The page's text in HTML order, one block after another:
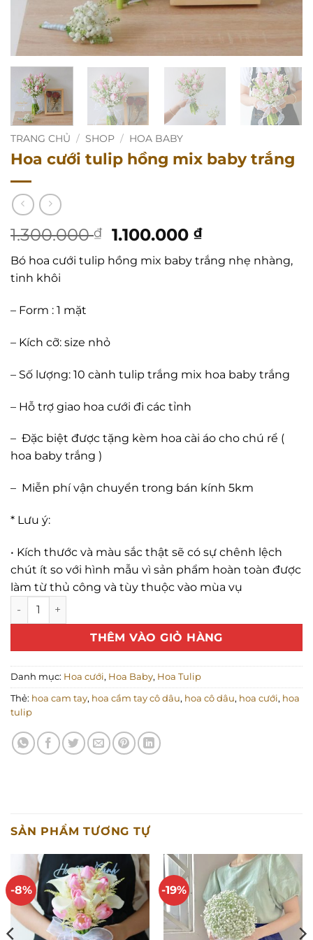
TRANG CHỦ / SHOP / HOA BABY
Hoa cưới tulip hồng mix baby trắng
1.300.000₫
Giá
gốc
là:
1.100.000₫Giá
hiện
tại
Bó hoa cưới tulip hồng mix baby trắng nhẹ nhàng,
tinh khôi
– Form : 1 mặt
– Kích cỡ: size nhỏ
– Số lượng: 10 cành tulip trắng mix hoa baby trắng
– Hỗ trợ giao hoa cưới đi các tỉnh
– Đặc biệt được tặng kèm hoa cài áo cho chú rể (
hoa baby trắng )
– Miễn phí vận chuyển trong bán kính 5km
* Lưu ý:
• Kích thước và màu sắc thật sẽ có sự chênh lệch
chút ít so với hình mẫu vì sản phẩm hoàn toàn được
làm từ thủ công và tùy thuộc vào mùa vụ
Hoa cưới tulip hồng mix baby trắng số lượng
THÊM VÀO GIỎ HÀNG
Danh mục: Hoa cưới, Hoa Baby, Hoa Tulip
Thẻ: hoa cam tay, hoa cầm tay cô dâu, hoa cô dâu, hoa cưới, hoa
tulip
SẢN PHẨM TƯƠNG TỰ
-8% -19%